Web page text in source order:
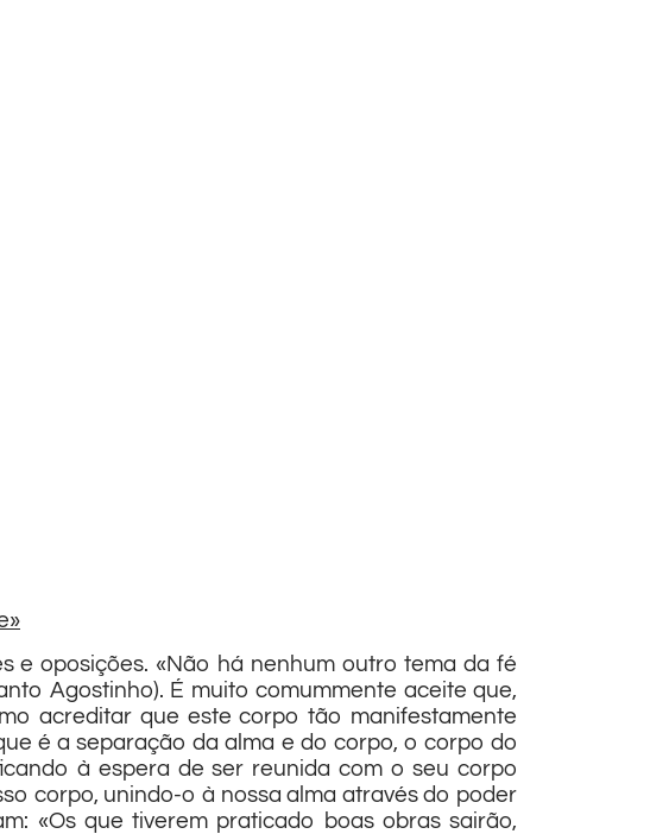
e oposições. «Não há nenhum outro tema da fé
Agostinho). É muito comummente aceite que,
acreditar que este corpo tão manifestamente
é a separação da alma e do corpo, o corpo do
à espera de ser reunida com o seu corpo
corpo, unindo-o à nossa alma através do poder
«Os que tiverem praticado boas obras sairão,